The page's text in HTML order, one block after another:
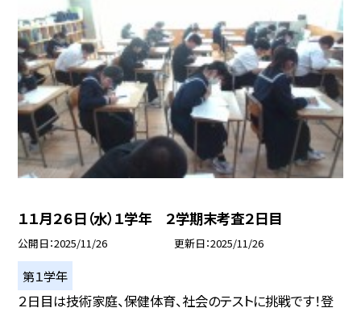
１１月２６日（水）１学年 ２学期末考査２日目
公開日 2025/11/26 更新日 2025/11/26
第１学年
２日目は技術家庭、保健体育、社会のテストに挑戦です！登